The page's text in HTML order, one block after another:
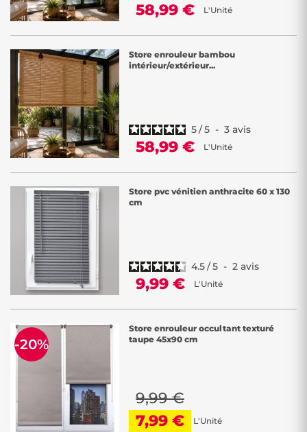
58,99 € L'Unité
Store enrouleur bambou
intérieur/extérieur...
5/5 - 3 avis
58,99 € L'Unité
Store pvc vénitien anthracite 60 x 130
cm
4.5/5 - 2 avis
9,99 € L'Unité
Store enrouleur occultant texturé
taupe 45x90 cm
9,99 €
7,99 €
L'Unité
-20%